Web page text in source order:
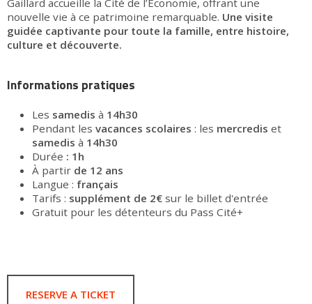
Gaillard accueille la Cité de l’Économie, offrant une
nouvelle vie à ce patrimoine remarquable. Une visite
guidée captivante pour toute la famille, entre histoire,
culture et découverte.
Informations pratiques
Les samedis à 14h30
Pendant les vacances scolaires : les mercredis et
samedis à 14h30
Durée : 1h
À partir de 12 ans
Langue : français
Tarifs : supplément de 2€ sur le billet d'entrée
Gratuit pour les détenteurs du Pass Cité+
RESERVE A TICKET